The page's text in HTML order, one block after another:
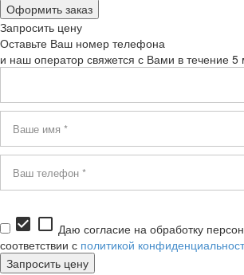
Запросить цену
Оставьте Ваш номер телефона
и наш оператор свяжется с Вами в течение 5
check_box check_box_outline_blank Даю согласие на обработку
соответствии с политикой